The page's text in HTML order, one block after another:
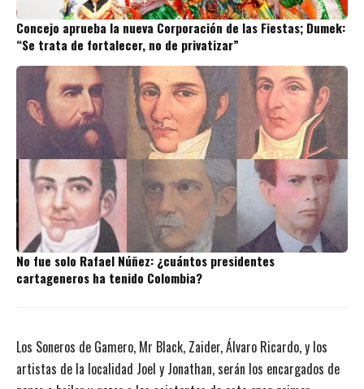
Concejo aprueba la nueva Corporación de las Fiestas; Dumek:
“Se trata de fortalecer, no de privatizar”
No fue solo Rafael Núñez: ¿cuántos presidentes
cartageneros ha tenido Colombia?
Los Soneros de Gamero, Mr Black, Zaider, Álvaro Ricardo, y los
artistas de la localidad Joel y Jonathan, serán los encargados de